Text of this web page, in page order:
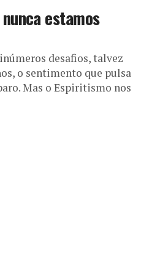
estamos
desafios, talvez
o sentimento que pulsa
Mas o Espiritismo nos